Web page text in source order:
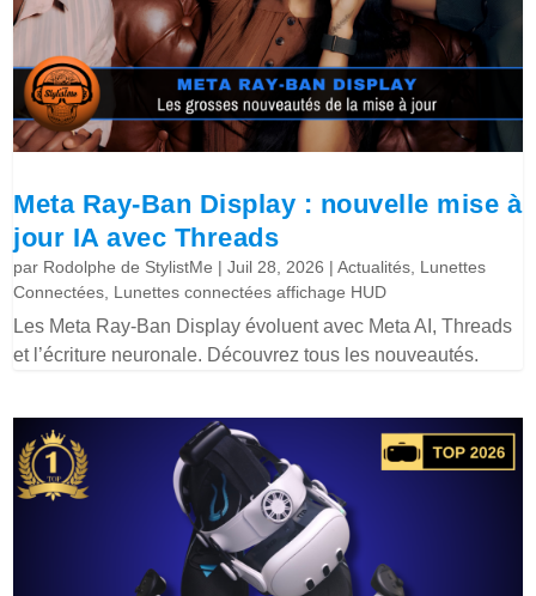
Meta Ray-Ban Display : nouvelle mise à
jour IA avec Threads
par Rodolphe de StylistMe |Juil 28, 2026 |Actualités Lunettes
Connectées Lunettes connectées affichage HUD
Les Meta Ray-Ban Display évoluent avec Meta AI, Threads
et l’écriture neuronale. Découvrez tous les nouveautés.